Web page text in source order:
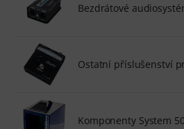
Bezdrátové
Ostatní příslušenství
Komponenty System